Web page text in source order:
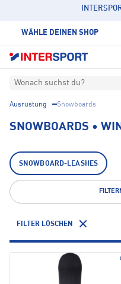
WÄHLE DEINEN SHOP
Wonach suchst du?
Ausrüstung Snowboards
SNOWBOARDS •
SNOWBOARD-LEASHES
FILTER LÖSCHEN